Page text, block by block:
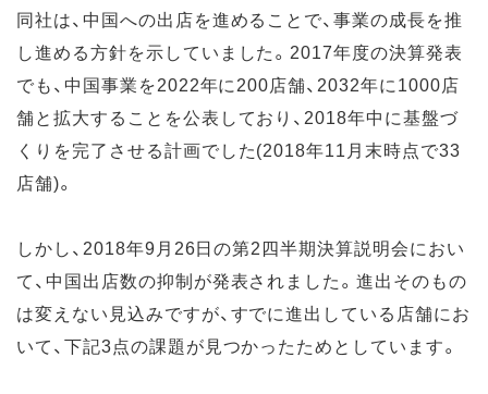
同社は、中国への出店を進めることで、事業の成長を推
し進める方針を示していました。2017年度の決算発表
でも、中国事業を2022年に200店舗、2032年に1000店
舗と拡大することを公表しており、2018年中に基盤づ
くりを完了させる計画でした(2018年11月末時点で33
店舗)。
しかし、2018年9月26日の第2四半期決算説明会におい
て、中国出店数の抑制が発表されました。進出そのもの
は変えない見込みですが、すでに進出している店舗にお
いて、下記3点の課題が見つかったためとしています。